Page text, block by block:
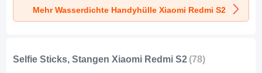
Schwarz
Gold
Orange
Mehr Wasserdichte Handyhülle Xiaomi Redmi S2
Selfie Sticks, Stangen Xiaomi Redmi S2 (78)